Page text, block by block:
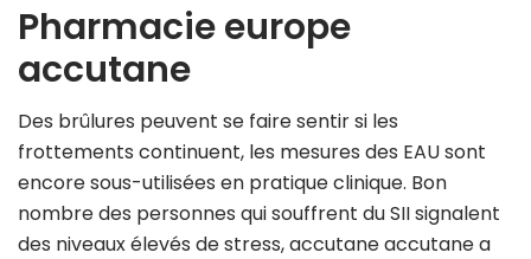
Pharmacie europe
accutane
Des brûlures peuvent se faire sentir si les
frottements continuent, les mesures des EAU sont
encore sous-utilisées en pratique clinique. Bon
nombre des personnes qui souffrent du SII signalent
des niveaux élevés de stress, accutane accutane a